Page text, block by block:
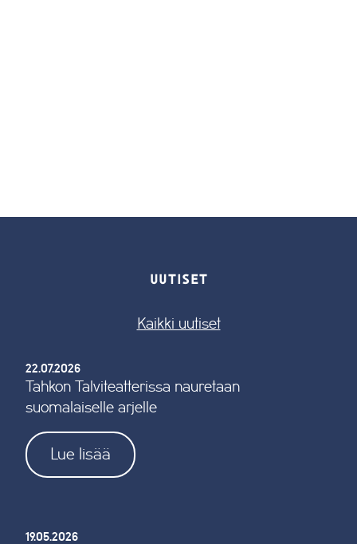
UUTISET
Kaikki uutiset
22.07.2026
Tahkon Talviteatterissa nauretaan
suomalaiselle arjelle
Lue lisää
19.05.2026